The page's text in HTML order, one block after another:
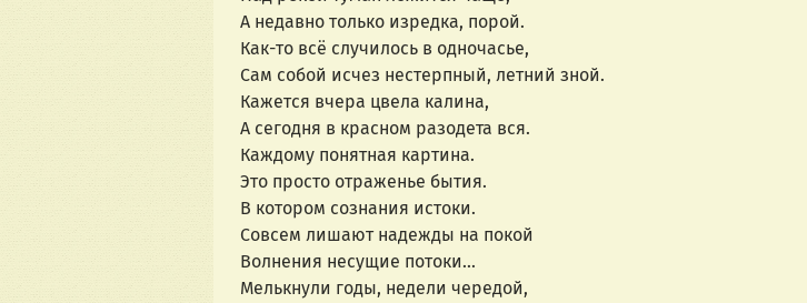
А недавно только изредка, порой.
Как-то всё случилось в одночасье,
Сам собой исчез нестерпный, летний зной.
Кажется вчера цвела калина,
А сегодня в красном разодета вся.
Каждому понятная картина.
Это просто отраженье бытия.
В котором сознания истоки.
Совсем лишают надежды на покой
Волнения несущие потоки...
Мелькнули годы, недели чередой,